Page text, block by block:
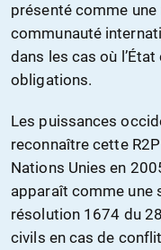
présenté comme
communauté
dans les cas où
obligations.
Les puissances
reconnaître cette
Nations Unies en
apparaît comme une
résolution 1674 du
civils en cas de